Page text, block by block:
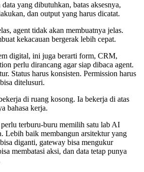
yang dibutuhkan, batas aksesnya,
dan output yang harus dicatat.
agent tidak akan membuatnya jelas.
kekacauan bergerak lebih cepat.
digital, ini juga berarti form, CRM,
perlu dirancang agar siap dibaca agent.
Status harus konsisten. Permission harus
ditelusuri.
di ruang kosong. Ia bekerja di atas
bahasa kerja.
terburu-buru memilih satu lab AI
Lebih baik membangun arsitektur yang
diganti, gateway bisa mengukur
membatasi aksi, dan data tetap punya